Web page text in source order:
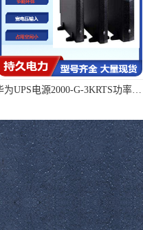
华为UPS电源2000-G-3KRTS功率参数